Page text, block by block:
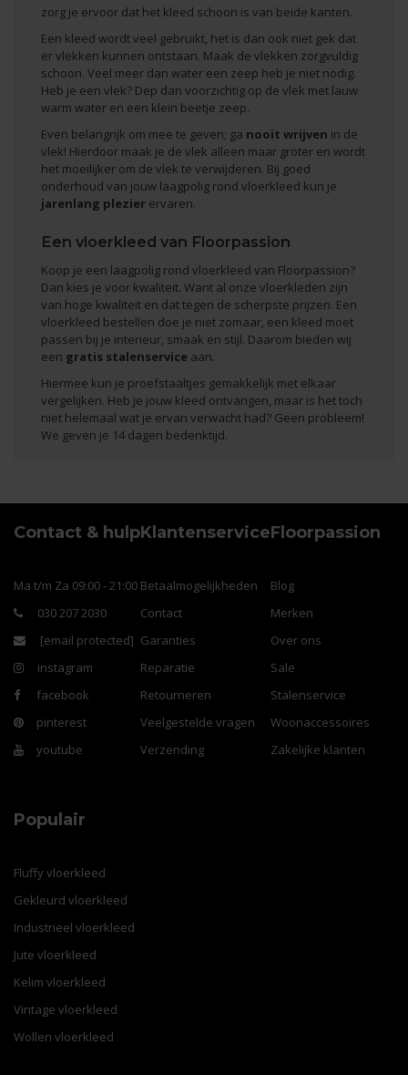
zorg je ervoor dat het kleed schoon is van beide kanten.
Een kleed wordt veel gebruikt, het is dan ook niet gek dat
er vlekken kunnen ontstaan. Maak de vlekken zorgvuldig
schoon. Veel meer dan water een zeep heb je niet nodig.
Heb je een vlek? Dep dan voorzichtig op de vlek met lauw
warm water en een klein beetje zeep.
Even belangrijk om mee te geven; ga nooit wrijven in de
vlek! Hierdoor maak je de vlek alleen maar groter en wordt
het moeilijker om de vlek te verwijderen. Bij goed
onderhoud van jouw laagpolig rond vloerkleed kun je
jarenlang plezier ervaren.
Een vloerkleed van Floorpassion
Koop je een laagpolig rond vloerkleed van Floorpassion?
Dan kies je voor kwaliteit. Want al onze vloerkleden zijn
van hoge kwaliteit en dat tegen de scherpste prijzen. Een
vloerkleed bestellen doe je niet zomaar, een kleed moet
passen bij je interieur, smaak en stijl. Daarom bieden wij
een gratis stalenservice aan.
Hiermee kun je proefstaaltjes gemakkelijk met elkaar
vergelijken. Heb je jouw kleed ontvangen, maar is het toch
niet helemaal wat je ervan verwacht had? Geen probleem!
We geven je 14 dagen bedenktijd.
Contact & hulp
Ma t/m Za 09:00 - 21:00
030 207 2030
[email protected]
instagram
facebook
pinterest
youtube
Klantenservice
Betaalmogelijkheden
Contact
Garanties
Reparatie
Retourneren
Veelgestelde vragen
Verzending
Floorpassion
Blog
Merken
Over ons
Sale
Stalenservice
Woonaccessoires
Zakelijke klanten
Populair
Fluffy vloerkleed
Gekleurd vloerkleed
Industrieel vloerkleed
Jute vloerkleed
Kelim vloerkleed
Vintage vloerkleed
Wollen vloerkleed